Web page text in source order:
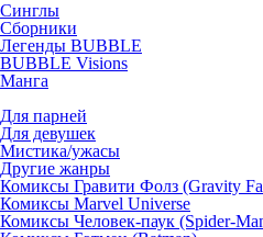
Синглы
Сборники
Легенды BUBBLE
BUBBLE Visions
Манга
Для парней
Для девушек
Мистика/ужасы
Другие жанры
Комиксы Гравити Фолз (Gravity
Комиксы Marvel Universe
Комиксы Человек-паук (Spider-